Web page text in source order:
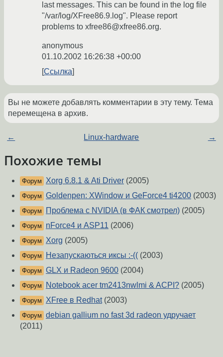
last messages. This can be found in the log file
"/var/log/XFree86.9.log". Please report
problems to xfree86@xfree86.org.
anonymous
01.10.2002 16:26:38 +00:00
Ссылка
Вы не можете добавлять комментарии в эту тему. Тема
перемещена в архив.
← Linux-hardware →
Похожие темы
Форум Xorg 6.8.1 & Ati Driver (2005)
Форум Goldenpen: XWindow и GeForce4 ti4200 (2003)
Форум Проблема с NVIDIA (в ФАК смотрел) (2005)
Форум nForce4 и ASP11 (2006)
Форум Xorg (2005)
Форум Незапускаються иксы :-(( (2003)
Форум GLX и Radeon 9600 (2004)
Форум Notebook acer tm2413nwlmi & ACPI? (2005)
Форум XFree в Redhat(2003)
Форум debian gallium no fast 3d radeon удручает
(2011)